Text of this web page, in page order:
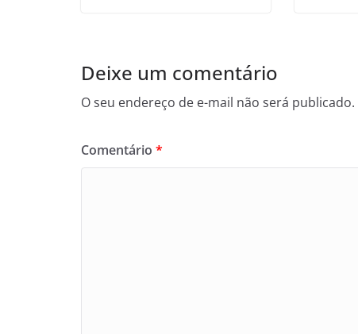
Deixe um comentário
O seu endereço de e-mail não será publicado.
Comentário *